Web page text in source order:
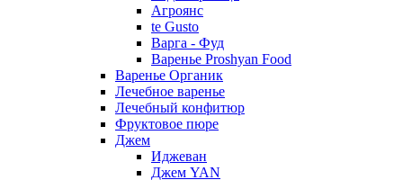
Агроянс
te Gusto
Варга - Фуд
Варенье Proshyan Food
Варенье Органик
Лечебное варенье
Лечебный конфитюр
Фруктовое пюре
Джем
Иджеван
Джем YAN